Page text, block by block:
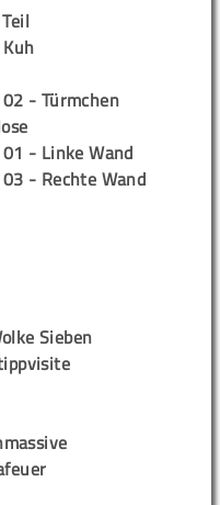
- Türmchen
- Linke Wand
- Rechte Wand
Sieben